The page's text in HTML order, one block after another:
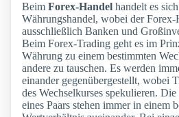
Beim Forex-Handel handelt es
Währungshandel, wobei der
ausschließlich Banken und
Beim Forex-Trading geht es im
Währung zu einem bestimmten
andere zu tauschen. Es werden
einander gegenübergestellt, wobei
des Wechselkurses spekulieren.
eines Paars stehen immer in einem